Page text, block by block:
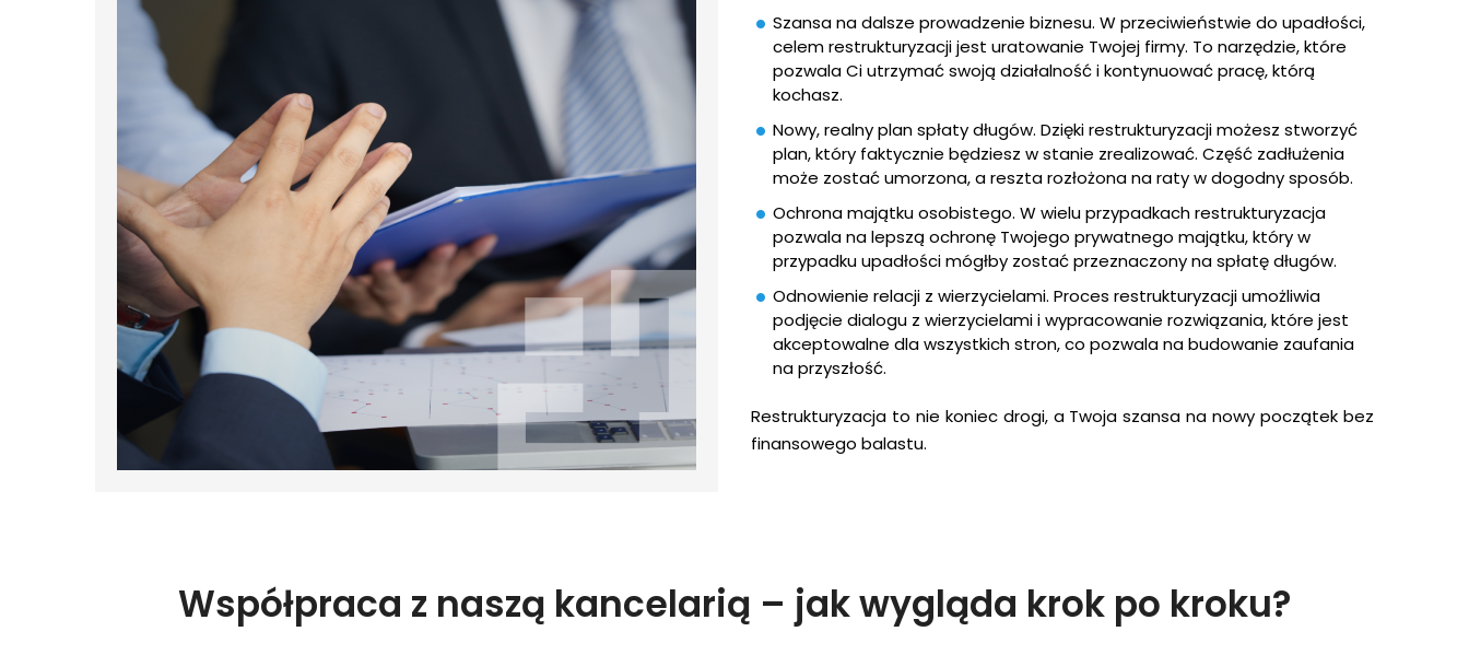
Szansa na dalsze prowadzenie biznesu. W przeciwieństwie do upadłości,
celem restrukturyzacji jest uratowanie Twojej firmy. To narzędzie, które
pozwala Ci utrzymać swoją działalność i kontynuować pracę, którą
kochasz.
Nowy, realny plan spłaty długów. Dzięki restrukturyzacji możesz stworzyć
plan, który faktycznie będziesz w stanie zrealizować. Część zadłużenia
może zostać umorzona, a reszta rozłożona na raty w dogodny sposób.
Ochrona majątku osobistego. W wielu przypadkach restrukturyzacja
pozwala na lepszą ochronę Twojego prywatnego majątku, który w
przypadku upadłości mógłby zostać przeznaczony na spłatę długów.
Odnowienie relacji z wierzycielami. Proces restrukturyzacji umożliwia
podjęcie dialogu z wierzycielami i wypracowanie rozwiązania, które jest
akceptowalne dla wszystkich stron, co pozwala na budowanie zaufania
na przyszłość.
Restrukturyzacja to nie koniec drogi, a Twoja szansa na nowy początek bez
finansowego balastu.
Współpraca z naszą kancelarią – jak wygląda krok po kroku?